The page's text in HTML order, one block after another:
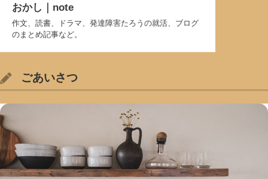
おかし｜note
作文、読書、ドラマ、発達障害たろうの就活、ブログ
のまとめ記事など。
ごあいさつ